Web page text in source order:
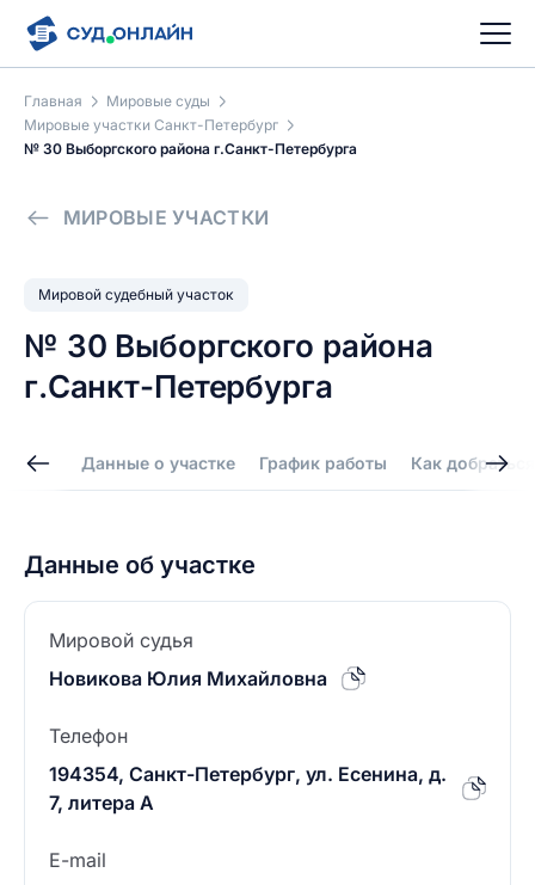
Главная
Мировые суды
Мировые участки Санкт-Петербург
№ 30 Выборгского района г.Санкт-Петербурга
МИРОВЫЕ УЧАСТКИ
Мировой судебный участок
№ 30 Выборгского района
г.Санкт-Петербурга
Данные о участке График работы Как добраться
Данные об участке
Мировой судья
Новикова Юлия Михайловна
Телефон
194354, Санкт-Петербург, ул. Есенина, д.
7, литера А
E-mail